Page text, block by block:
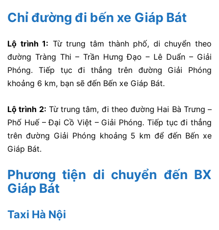
Chỉ đường đi bến xe Giáp Bát
Lộ trình 1: Từ trung tâm thành phố, di chuyển theo
đường Tràng Thi – Trần Hưng Đạo – Lê Duẩn – Giải
Phóng. Tiếp tục đi thẳng trên đường Giải Phóng
khoảng 6 km, bạn sẽ đến Bến xe Giáp Bát.
Lộ trình 2: Từ trung tâm, đi theo đường Hai Bà Trưng –
Phố Huế – Đại Cồ Việt – Giải Phóng. Tiếp tục đi thẳng
trên đường Giải Phóng khoảng 5 km để đến Bến xe
Giáp Bát.
Phương tiện di chuyển đến BX
Giáp Bát
Taxi Hà Nội